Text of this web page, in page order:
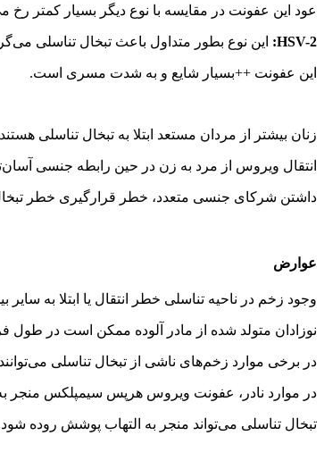
عود این عفونت در مقایسه با نوع دیگر بسیار کمتر رخ
HSV-2: این نوع بطور متداول باعث تبخال تناسلی
این عفونت ++بسیار شایع و به شدت مسری است.
زنان بیشتر از مردان مستعد ابتلا به تبخال تناسلی
انتقال ویروس از مرد به زن در حین رابطه جنسی
داشتن شرکای جنسی متعدد، خطر قرارگیری خطر
عوارض
وجود زخم در ناحیه تناسلی خطر انتقال یا ابتلا به
نوزادان متولد شده از مادر آلوده ممکن است در طول
در برخی موارد زخم‌های ناشی از تبخال تناسلی
در موارد نادر، عفونت ویروس هرپس سیمپلکس منجر
تبخال تناسلی می‌تواند منجر به التهاب پوشش روده